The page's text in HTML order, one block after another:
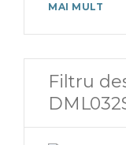
MAI MULT
Filtru